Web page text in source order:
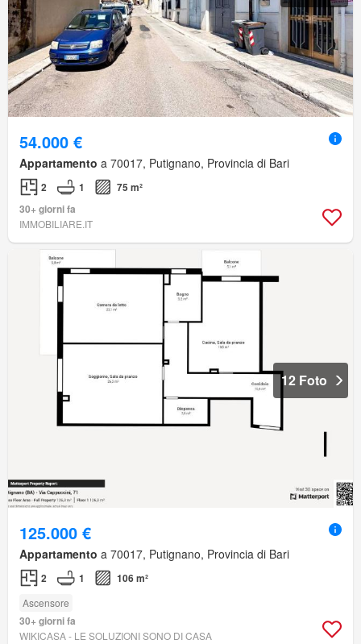
54.000 €
Appartamento a 70017, Putignano, Provincia di Bari
2 1
75 m²
30+ giorni fa
IMMOBILIARE.IT
12 Foto
125.000 €
Appartamento a 70017, Putignano, Provincia di Bari
2 1 106 m²
Ascensore
30+ giorni fa
WIKICASA - LE SOLUZIONI SONO DI CASA